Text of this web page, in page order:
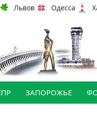
Львов Одесса
ЗАПОРОЖЬЕ